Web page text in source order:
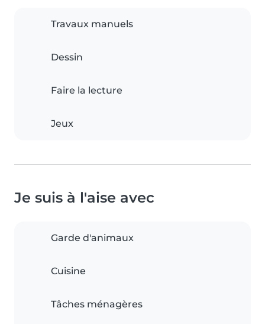
Travaux manuels
Dessin
Faire la lecture
Jeux
Je suis à l'aise avec
Garde d'animaux
Cuisine
Tâches ménagères